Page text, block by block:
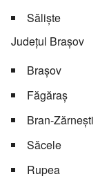
Săliște
Județul Brașov
Brașov
Făgăraș
Bran-Zărnești
Săcele
Rupea